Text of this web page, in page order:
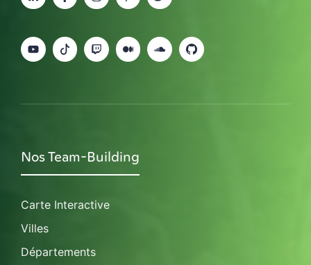
Nos Team-Building
Carte Interactive
Villes
Départements